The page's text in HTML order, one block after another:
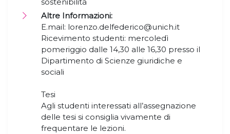
Altre Informazioni:
E.mail: lorenzo.delfederico@unich.it
Ricevimento studenti: mercoledì
pomeriggio dalle 14,30 alle 16,30 presso il
Dipartimento di Scienze giuridiche e
sociali
Tesi
Agli studenti interessati all’assegnazione
delle tesi si consiglia vivamente di
frequentare le lezioni.